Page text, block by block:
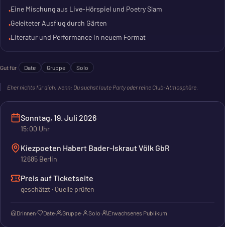
Der perfekte Plan für den Nachmittag. Oder den Abend. Eine
Zum Zuhören und Erleben.
•Eine Mischung aus Live-Hörspiel und Poetry Slam
•Geleiteter Ausflug durch Gärten
•Literatur und Performance in neuem Format
Gut für Date Gruppe Solo
Eher nichts für dich, wenn: Du suchst laute Party oder reine Club-Atmosphäre.
Sonntag, 19. Juli 2026
15:00 Uhr
Kiezpoeten Habert Bader-Iskraut Völk GbR
12685 Berlin
Preis auf Ticketseite
geschätzt · Quelle prüfen
Drinnen· Date· Gruppe· Solo· Erwachsenes Publikum